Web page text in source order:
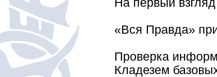
На первый
«Вся Правда»
Проверка
Кладезем